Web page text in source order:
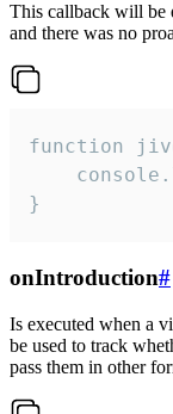
This callback will be
and there was no
function
}
onIntroduction#
Is executed when a
be used to track
pass them in other